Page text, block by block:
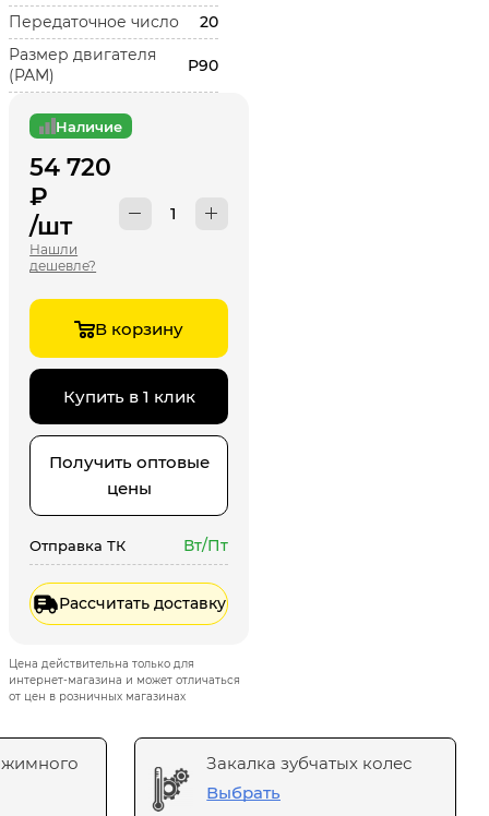
Передаточное число
20
Размер двигателя
(PAM)
P90
Наличие
54 720
₽
/шт
Нашли
дешевле?
В корзину
Купить в 1 клик
Получить оптовые
цены
Отправка ТК Вт/Пт
Рассчитать доставку
Цена действительна только для
интернет-магазина и может отличаться
от цен в розничных магазинах
Закалка зубчатых колес
Выбрать